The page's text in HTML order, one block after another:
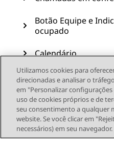
Botão Equipe e
ocupado
Calendário
Recursos avançados
Dispositivos USB
Personalização
Utilizamos cookies para
direcionadas e analisar o
em "Personalizar
uso de cookies próprios e de
seu consentimento a qualquer
website. Se você clicar em
necessários) em seu navegador.